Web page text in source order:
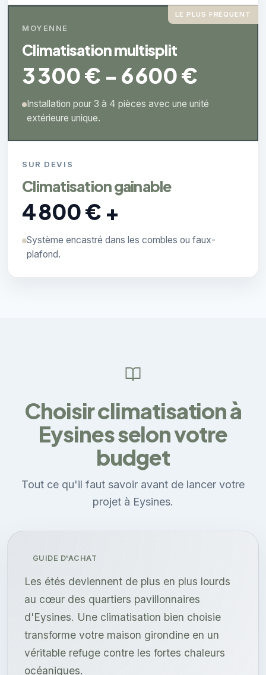
LE PLUS FRÉQUENT
MOYENNE
Climatisation multisplit
3 300 € - 6 600 €
Installation pour 3 à 4 pièces avec une unité
extérieure unique.
SUR DEVIS
Climatisation gainable
4 800 € +
Système encastré dans les combles ou faux-
plafond.
Choisir climatisation à
Eysines selon votre
budget
Tout ce qu'il faut savoir avant de lancer votre
projet à Eysines.
GUIDE D'ACHAT
Les étés deviennent de plus en plus lourds
au cœur des quartiers pavillonnaires
d'Eysines. Une climatisation bien choisie
transforme votre maison girondine en un
véritable refuge contre les fortes chaleurs
océaniques.